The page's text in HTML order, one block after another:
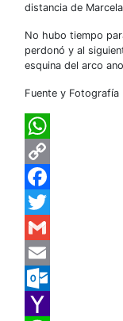
distancia de
No hubo tiempo
perdonó y al
esquina del arco
Fuente y Fotografía
WhatsApp
Copy
Link
Facebook
Twitter
Gmail
Email
Outlook.com